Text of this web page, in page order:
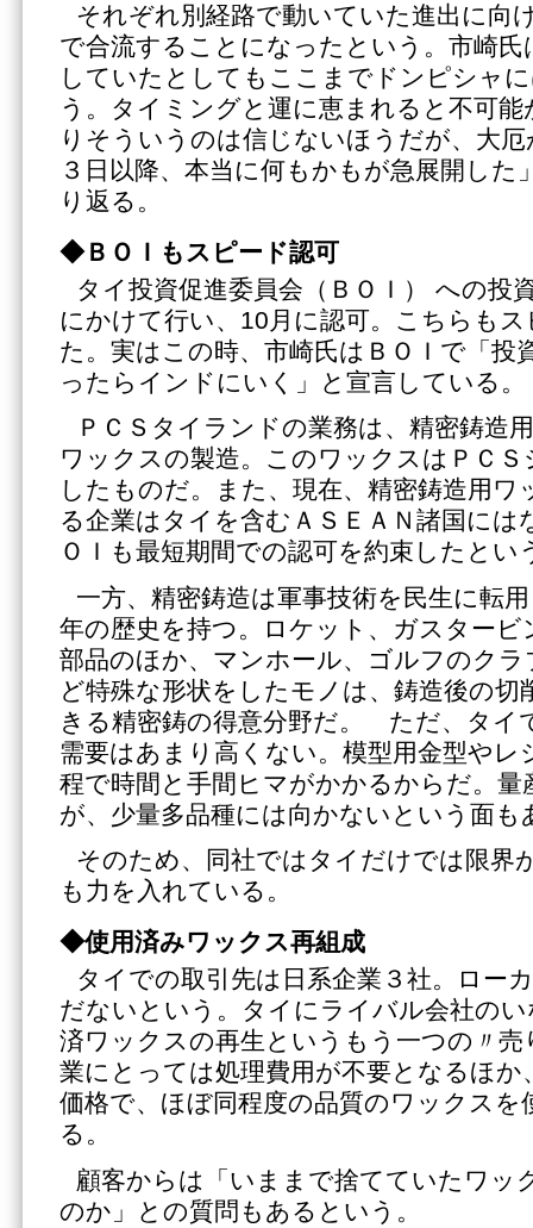
それぞれ別経路で動いていた進出に向
で合流することになったという。市崎氏
していたとしてもここまでドンピシャ
う。タイミングと運に恵まれると不可
りそういうのは信じないほうだが、大
３日以降、本当に何もかもが急展開した
り返る。
◆ＢＯＩもスピード認可
タイ投資促進委員会（ＢＯＩ） への投
にかけて行い、10月に認可。こちらも
た。実はこの時、市崎氏はＢＯＩで「投
ったらインドにいく」と宣言している。
ＰＣＳタイランドの業務は、精密鋳造
ワックスの製造。このワックスはＰＣ
したものだ。また、現在、精密鋳造用ワ
る企業はタイを含むＡＳＥＡＮ諸国には
ＯＩも最短期間での認可を約束したとい
一方、精密鋳造は軍事技術を民生に転
年の歴史を持つ。ロケット、ガスタービ
部品のほか、マンホール、ゴルフのク
ど特殊な形状をしたモノは、鋳造後の切
きる精密鋳の得意分野だ。 ただ、タイ
需要はあまり高くない。模型用金型やレ
程で時間と手間ヒマがかかるからだ。量
が、少量多品種には向かないという面も
そのため、同社ではタイだけでは限界
も力を入れている。
◆使用済みワックス再組成
タイでの取引先は日系企業３社。ロー
だないという。タイにライバル会社の
済ワックスの再生というもう一つの〃売
業にとっては処理費用が不要となるほか
価格で、ほぼ同程度の品質のワックス
る。
顧客からは「いままで捨てていたワッ
のか」との質問もあるという。